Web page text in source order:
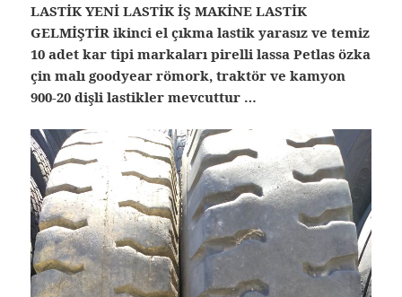
LASTİK YENİ LASTİK İŞ MAKİNE LASTİK
GELMİŞTİR ikinci el çıkma lastik yarasız ve temiz
10 adet kar tipi markaları pirelli lassa Petlas özka
çin malı goodyear römork, traktör ve kamyon
900-20 dişli lastikler mevcuttur …